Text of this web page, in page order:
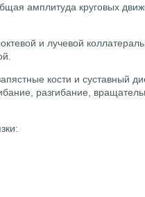
амплитуда круговых
и лучевой
кости и суставный
разгибание,